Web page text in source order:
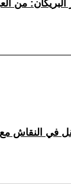
من
في النقاش